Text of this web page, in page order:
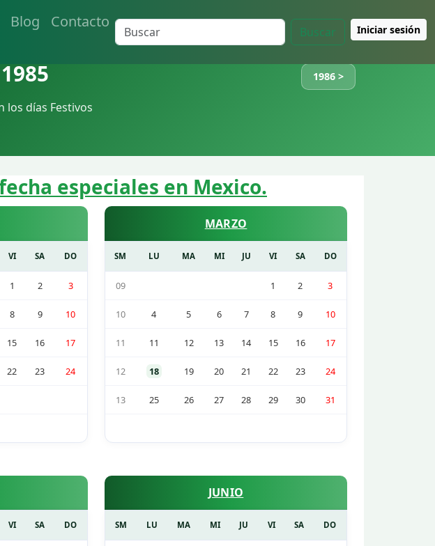
Blog Contacto
Buscar Iniciar sesión
1986 >
los días Festivos
especiales en Mexico.
VI SA DO
1 2 3
8 9 10
15 16 17
22 23 24
MARZO
SM LU MA MI JU VI SA DO
09 1 2 3
10 4 5 6 7 8 9 10
11 11 12 13 14 15 16 17
12 18 19 20 21 22 23 24
13 25 26 27 28 29 30 31
VI SA DO
JUNIO
SM LU MA MI JU VI SA DO